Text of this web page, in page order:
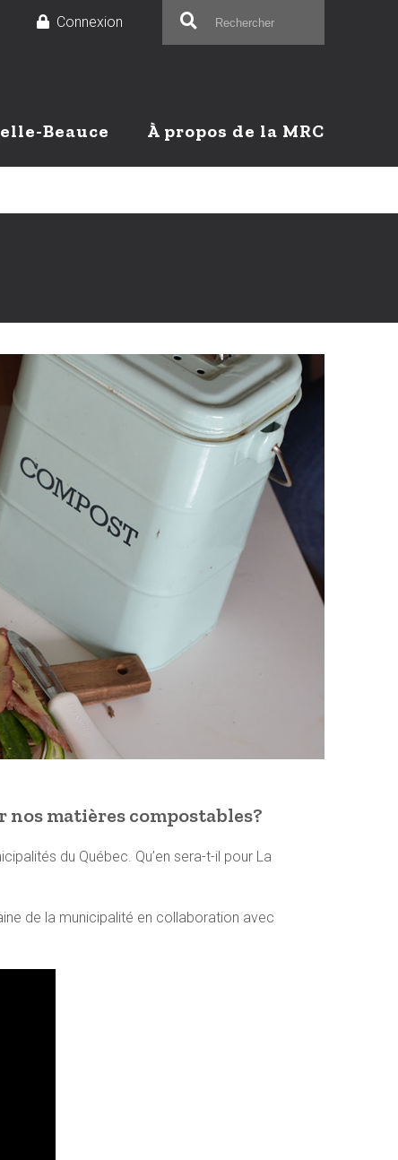
Connexion
Beauce À propos de la MRC
nos matières compostables?
du Québec. Qu’en sera-t-il pour La
de la municipalité en collaboration avec